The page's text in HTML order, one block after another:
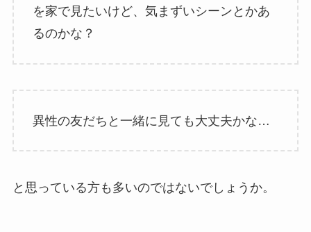
を家で見たいけど、気まずいシーンとかあ
るのかな？
異性の友だちと一緒に見ても大丈夫かな…
と思っている方も多いのではないでしょうか。